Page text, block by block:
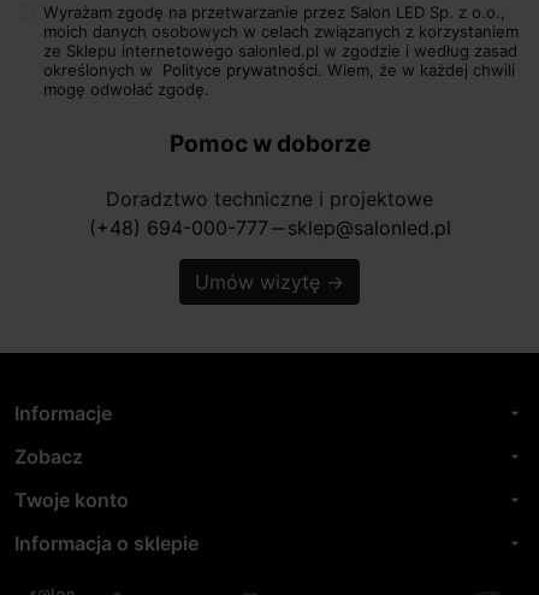
Wyrażam zgodę na przetwarzanie przez Salon LED Sp. z o.o.,
moich danych osobowych w celach związanych z korzystaniem
ze Sklepu internetowego salonled.pl w zgodzie i według zasad
określonych w Polityce prywatności. Wiem, że w każdej chwili
mogę odwołać zgodę.
Pomoc w doborze
Doradztwo techniczne i projektowe
(+48) 694-000-777 horizontal_rule sklep@salonled.pl
Umów wizytę →
Informacje arrow_drop_down
Zobacz arrow_drop_down
Twoje konto arrow_drop_down
Informacja o sklepie arrow_drop_down